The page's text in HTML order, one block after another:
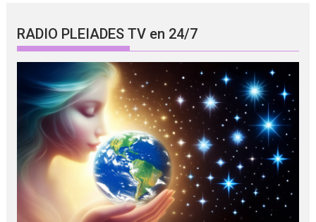
RADIO PLEIADES TV en 24/7